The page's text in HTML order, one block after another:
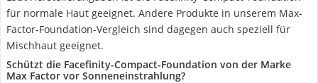
für normale Haut geeignet. Andere Produkte in unserem Max-
Factor-Foundation-Vergleich sind dagegen auch speziell für
Mischhaut geeignet.
Schützt die Facefinity-Compact-Foundation von der Marke
Max Factor vor Sonneneinstrahlung?